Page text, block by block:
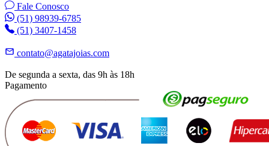
Fale Conosco
(51) 98939-6785
(51) 3407-1458
contato@agatajoias.com
De segunda a sexta, das 9h às 18h
Pagamento